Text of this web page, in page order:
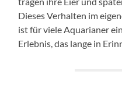
Dieses Verhalten im
ist für viele Aquarianer
Erlebnis, das lange in